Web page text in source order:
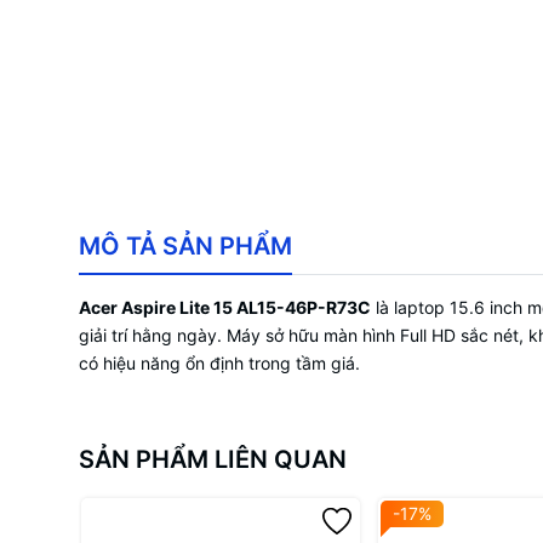
MÔ TẢ SẢN PHẨM
Acer Aspire Lite 15 AL15-46P-R73C là laptop 15.6 inch
giải trí hằng ngày. Máy sở hữu màn hình Full HD sắc nét,
có hiệu năng ổn định trong tầm giá.
SẢN PHẨM LIÊN QUAN
-17%